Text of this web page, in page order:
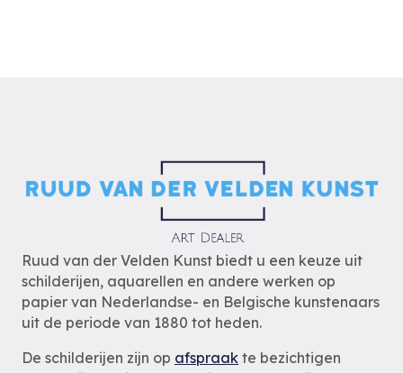
Ruud van der Velden Kunst biedt u een keuze uit
schilderijen, aquarellen en andere werken op
papier van Nederlandse- en Belgische kunstenaars
uit de periode van 1880 tot heden.
De schilderijen zijn op afspraak te bezichtigen